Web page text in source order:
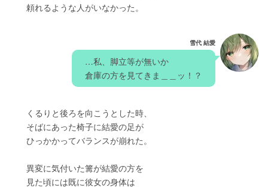
頼れるような人がいなかった。
雪代 結愛
…私、脚立等が無いか
倉庫の方を見てきま＿＿ッ！？
くるりと後ろを向こうとした時、
そばにあった椅子に結愛の足が
ひっかかってバランスが崩れた。
異変に気付いた篝が結愛の方を
見た頃には既に彼女の身体は